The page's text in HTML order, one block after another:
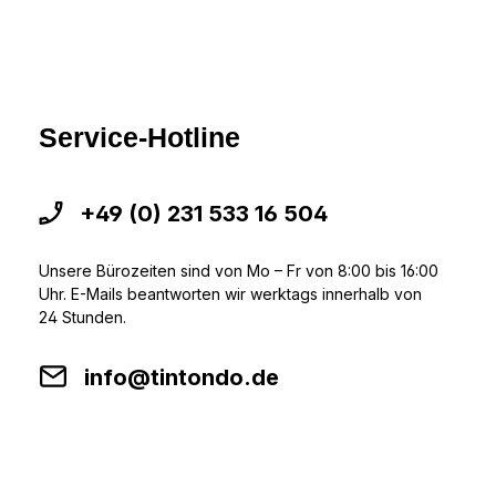
Service-Hotline
+49 (0) 231 533 16 504
Unsere Bürozeiten sind von Mo – Fr von 8:00 bis 16:00
Uhr. E-Mails beantworten wir werktags innerhalb von
24 Stunden.
info@tintondo.de